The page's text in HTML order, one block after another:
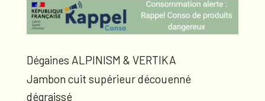
Dégaines ALPINISM & VERTIKA
Jambon cuit supérieur découenné
dégraissé